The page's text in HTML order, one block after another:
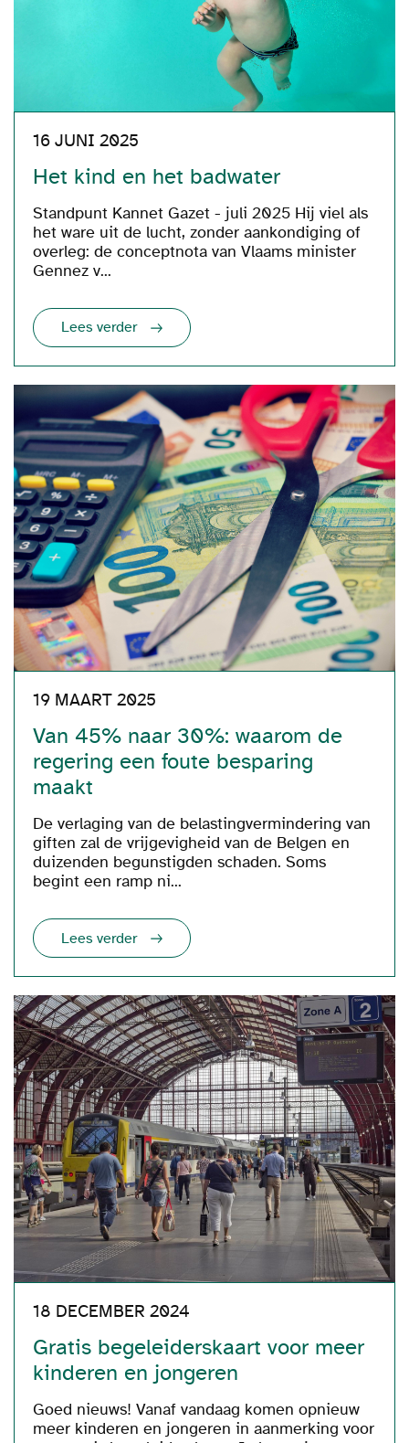
16 JUNI 2025
Het kind en het badwater
Standpunt Kannet Gazet - juli 2025 Hij viel als
het ware uit de lucht, zonder aankondiging of
overleg: de conceptnota van Vlaams minister
Gennez v...
Lees verder
19 MAART 2025
Van 45% naar 30%: waarom de
regering een foute besparing
maakt
De verlaging van de belastingvermindering van
giften zal de vrijgevigheid van de Belgen en
duizenden begunstigden schaden. Soms
begint een ramp ni...
Lees verder
18 DECEMBER 2024
Gratis begeleiderskaart voor meer
kinderen en jongeren
Goed nieuws! Vanaf vandaag komen opnieuw
meer kinderen en jongeren in aanmerking voor